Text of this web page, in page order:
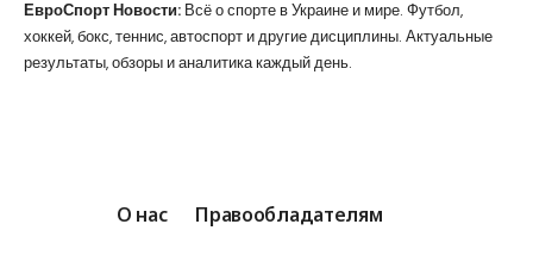
ЕвроСпорт Новости: Всё о спорте в Украине и мире. Футбол,
хоккей, бокс, теннис, автоспорт и другие дисциплины. Актуальные
результаты, обзоры и аналитика каждый день.
О нас Правообладателям